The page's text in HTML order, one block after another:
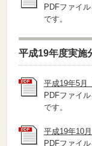
PDFファイ
です。
平成19年度実施
平成19年5月
PDFファイ
です。
平成19年10
PDFファイ